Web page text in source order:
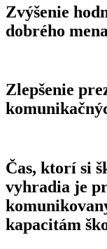
Zvýšenie
dobrého
Zlepšenie
Čas, ktorí si
vyhradia je
kapacitám